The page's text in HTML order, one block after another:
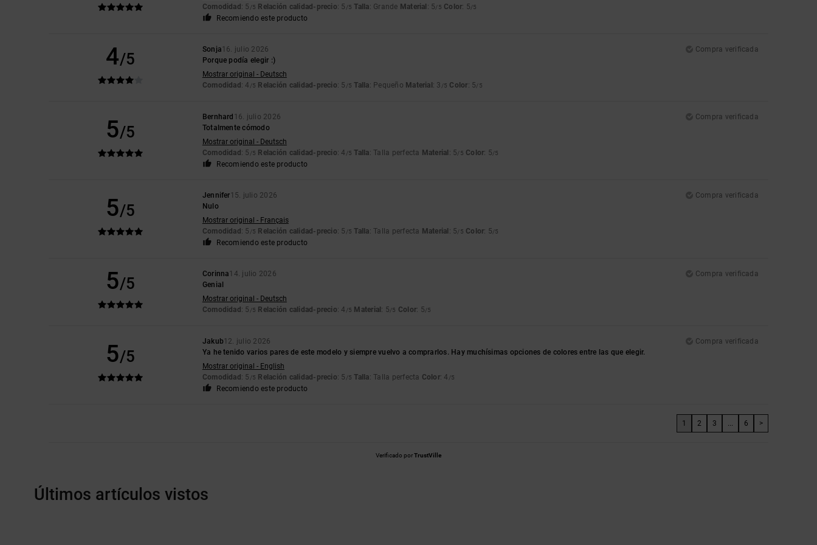
Comodidad : 5 /5 Relación calidad-precio: 5 /5 Talla: Grande Material : 5/5 Color: 5/5
Recomiendo este producto
4/5
Sonja16. julio 2026
Compra verificada
Porque podía elegir :)
Mostrar original - Deutsch
Comodidad : 4 /5 Relación calidad-precio: 5 /5 Talla: Pequeño Material : 3 /5 Color: 5/5
5/5
Bernhard 16. julio 2026
Compra verificada
Totalmente cómodo
Mostrar original - Deutsch
Comodidad : 5 /5 Relación calidad-precio: 4 /5 Talla: Talla perfecta Material : 5/5 Color: 5/5
Recomiendo este producto
5/5
Jennifer15. julio 2026
Compra verificada
Nulo
Mostrar original - Français
Comodidad : 5 /5 Relación calidad-precio: 5 /5 Talla: Talla perfecta Material : 5/5 Color: 5/5
Recomiendo este producto
5/5
Corinna14. julio 2026
Compra verificada
Genial
Mostrar original - Deutsch
Comodidad : 5 /5 Relación calidad-precio: 4 /5 Material : 5/5 Color: 5/5
5/5
Jakub12. julio 2026
Compra verificada
Ya he tenido varios pares de este modelo y siempre vuelvo a comprarlos. Hay muchísimas opciones de colores entre las que elegir.
Mostrar original - English
Comodidad : 5 /5 Relación calidad-precio: 5 /5 Talla: Talla perfecta Color: 4 /5
Recomiendo este producto
1 2 3 ... 6 >
Verificado porTrustVille
Últimos artículos vistos